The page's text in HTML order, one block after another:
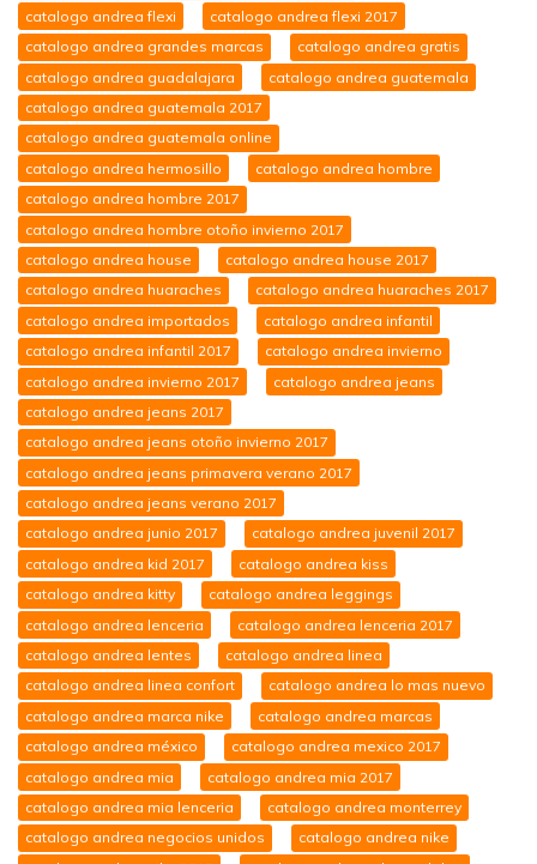
catalogo andrea flexi
catalogo andrea flexi 2017
catalogo andrea grandes marcas
catalogo andrea gratis
catalogo andrea guadalajara
catalogo andrea guatemala
catalogo andrea guatemala 2017
catalogo andrea guatemala online
catalogo andrea hermosillo
catalogo andrea hombre
catalogo andrea hombre 2017
catalogo andrea hombre otoño invierno 2017
catalogo andrea house
catalogo andrea house 2017
catalogo andrea huaraches
catalogo andrea huaraches 2017
catalogo andrea importados
catalogo andrea infantil
catalogo andrea infantil 2017
catalogo andrea invierno
catalogo andrea invierno 2017
catalogo andrea jeans
catalogo andrea jeans 2017
catalogo andrea jeans otoño invierno 2017
catalogo andrea jeans primavera verano 2017
catalogo andrea jeans verano 2017
catalogo andrea junio 2017
catalogo andrea juvenil 2017
catalogo andrea kid 2017
catalogo andrea kiss
catalogo andrea kitty
catalogo andrea leggings
catalogo andrea lenceria
catalogo andrea lenceria 2017
catalogo andrea lentes
catalogo andrea linea
catalogo andrea linea confort
catalogo andrea lo mas nuevo
catalogo andrea marca nike
catalogo andrea marcas
catalogo andrea méxico
catalogo andrea mexico 2017
catalogo andrea mia
catalogo andrea mia 2017
catalogo andrea mia lenceria
catalogo andrea monterrey
catalogo andrea negocios unidos
catalogo andrea nike